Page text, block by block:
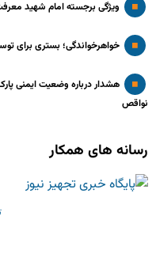
ویژگی برجسته امام شهید
خواهرخواندگی؛ بستری برای
هشدار درباره وضعیت ایمنی
نواقص
رسانه های همکار